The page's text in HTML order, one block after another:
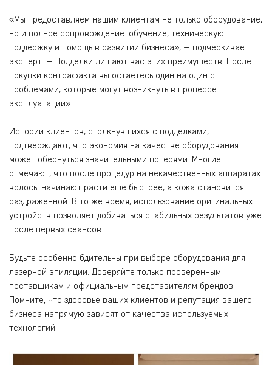
«Мы предоставляем нашим клиентам не только оборудование,
но и полное сопровождение: обучение, техническую
поддержку и помощь в развитии бизнеса», — подчеркивает
эксперт. — Подделки лишают вас этих преимуществ. После
покупки контрафакта вы остаетесь один на один с
проблемами, которые могут возникнуть в процессе
эксплуатации».
Истории клиентов, столкнувшихся с подделками,
подтверждают, что экономия на качестве оборудования
может обернуться значительными потерями. Многие
отмечают, что после процедур на некачественных аппаратах
волосы начинают расти еще быстрее, а кожа становится
раздраженной. В то же время, использование оригинальных
устройств позволяет добиваться стабильных результатов уже
после первых сеансов.
Будьте особенно бдительны при выборе оборудования для
лазерной эпиляции. Доверяйте только проверенным
поставщикам и официальным представителям брендов.
Помните, что здоровье ваших клиентов и репутация вашего
бизнеса напрямую зависят от качества используемых
технологий.